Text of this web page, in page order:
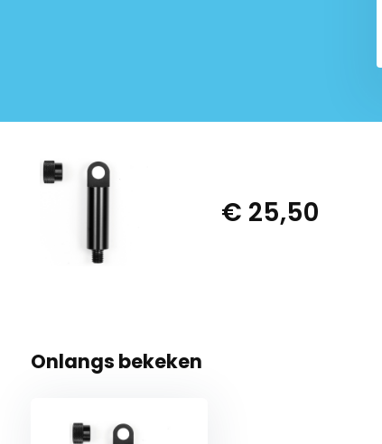
€ 25,50
Onlangs bekeken